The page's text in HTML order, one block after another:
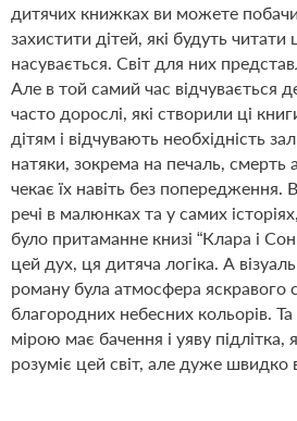
дитячих книжках ви можете
захистити дітей, які будуть
насувається. Світ для них
Але в той самий час відчувається
часто дорослі, які створили ці
дітям і відчувають необхідність
натяки, зокрема на печаль,
чекає їх навіть без попередження.
речі в малюнках та у самих
було притаманне книзі “Клара і
цей дух, ця дитяча логіка. А
роману була атмосфера яскравого
благородних небесних кольорів.
мірою має бачення і уяву підлітка,
розуміє цей світ, але дуже швидко